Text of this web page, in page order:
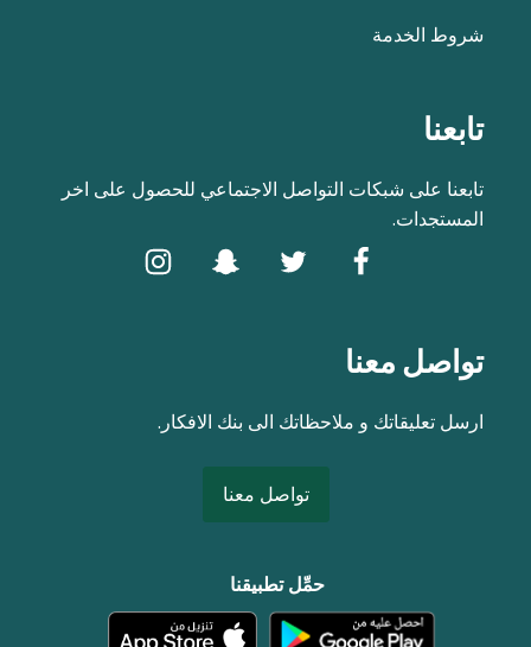
شروط الخدمة
تابعنا
تابعنا على شبكات التواصل الاجتماعي للحصول على اخر
المستجدات.
تواصل معنا
ارسل تعليقاتك و ملاحظاتك الى بنك الافكار.
تواصل معنا
حمِّل تطبيقنا